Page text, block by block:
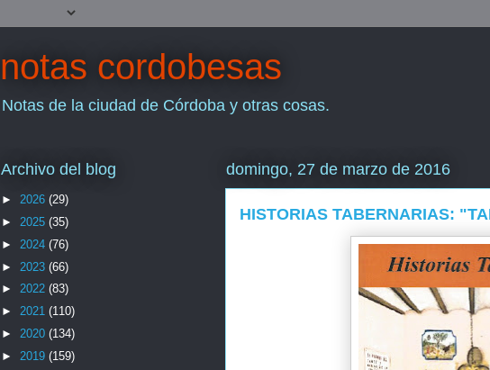
notas cordobesas
Notas de la ciudad de Córdoba y otras cosas.
domingo, 27 de marzo de 2016
HISTORIAS TABERNARIAS:
Archivo del blog
► 2026 (29)
► 2025 (35)
► 2024 (76)
► 2023 (66)
► 2022 (83)
► 2021 (110)
► 2020 (134)
► 2019 (159)